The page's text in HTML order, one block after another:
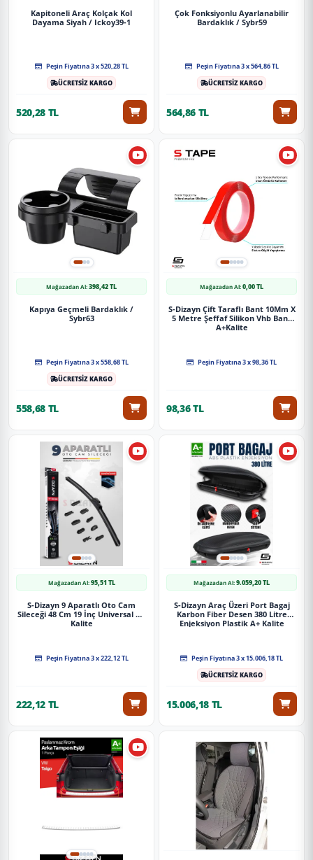
Kapitoneli Araç Kolçak Kol
Dayama Siyah / Ickoy39-1
Peşin Fiyatına 3 x 520,28 TL
ÜCRETSİZ KARGO
520,28 TL
Çok Fonksiyonlu Ayarlanabilir
Bardaklık / Sybr59
Peşin Fiyatına 3 x 564,86 TL
ÜCRETSİZ KARGO
564,86 TL
Mağazadan Al:398,42 TL
Kapıya Geçmeli Bardaklık /
Sybr63
Peşin Fiyatına 3 x 558,68 TL
ÜCRETSİZ KARGO
558,68 TL
Mağazadan Al:0,00 TL
S-Dizayn Çift Taraflı Bant 10Mm X
5 Metre Şeffaf Silikon Vhb Bant
A+Kalite
Peşin Fiyatına 3 x 98,36 TL
98,36 TL
Mağazadan Al:95,51 TL
S-Dizayn 9 Aparatlı Oto Cam
Sileceği 48 Cm 19 İnç Universal A+
Kalite
Peşin Fiyatına 3 x 222,12 TL
222,12 TL
Mağazadan Al:9.059,20 TL
S-Dizayn Araç Üzeri Port Bagaj
Karbon Fiber Desen 380 Litre
Enjeksiyon Plastik A+ Kalite
Peşin Fiyatına 3 x 15.006,18 TL
ÜCRETSİZ KARGO
15.006,18 TL